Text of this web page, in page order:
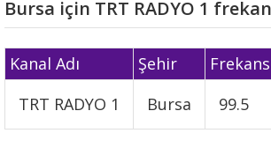
Bursa için TRT RADYO 1
Kanal Adı Şehir
Frekans
TRT RADYO 1
Bursa 99.5